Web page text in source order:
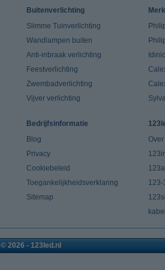
Buitenverlichting
Slimme Tuinverlichting
Wandlampen buiten
Anti-inbraak verlichting
Feestverlichting
Zwembadverlichting
Vijver verlichting
Bedrijfsinformatie
Blog
Privacy
Cookiebeleid
Toegankelijkheidsverklaring
Sitemap
Over
123-
© 2026 - 123led.nl